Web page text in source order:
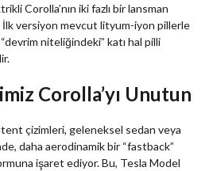
Corolla’nın iki fazlı bir lansman
versiyon mevcut lityum-iyon pillerle
niteliğindeki” katı hal pilli
Corolla’yı Unutun
çizimleri, geleneksel sedan veya
daha aerodinamik bir “fastback”
işaret ediyor. Bu, Tesla Model